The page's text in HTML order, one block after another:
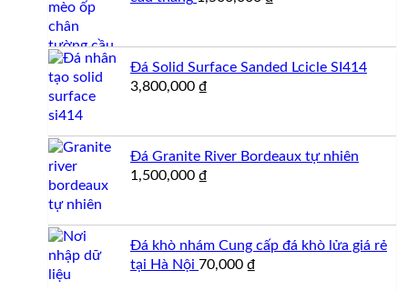
Đá Solid Surface Sanded Lcicle SI414
3,800,000 ₫
Đá Granite River Bordeaux tự nhiên
1,500,000 ₫
Đá khò nhám Cung cấp đá khò lửa giá rẻ
tại Hà Nội 70,000 ₫